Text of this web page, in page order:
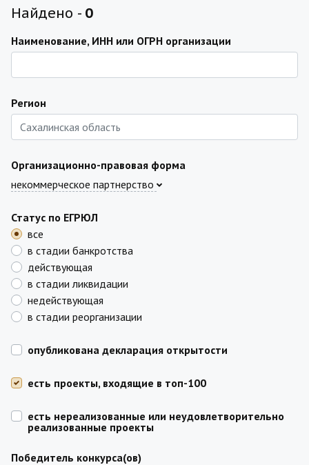
Найдено - 0
Наименование, ИНН или ОГРН организации
Регион
Организационно-правовая форма
некоммерческое партнерство
Статус по ЕГРЮЛ
все
в стадии банкротства
действующая
в стадии ликвидации
недействующая
в стадии реорганизации
опубликована декларация открытости
есть проекты, входящие в топ-100
есть нереализованные или неудовлетворительно
реализованные проекты
Победитель конкурса(ов)